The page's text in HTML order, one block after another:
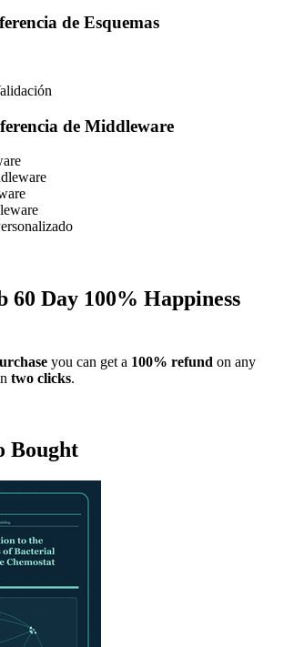
de Esquemas
de Middleware
60 Day 100% Happiness
you can get a 100% refund on any
two clicks.
Bought